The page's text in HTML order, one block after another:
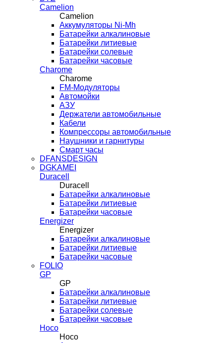
Camelion
Camelion
Аккумуляторы Ni-Mh
Батарейки алкалиновые
Батарейки литиевые
Батарейки солевые
Батарейки часовые
Charome
Charome
FM-Модуляторы
Автомойки
АЗУ
Держатели автомобильные
Кабели
Компрессоры автомобильные
Наушники и гарнитуры
Смарт часы
DFANSDESIGN
DGKAMEI
Duracell
Duracell
Батарейки алкалиновые
Батарейки литиевые
Батарейки часовые
Energizer
Energizer
Батарейки алкалиновые
Батарейки литиевые
Батарейки часовые
FOLIO
GP
GP
Батарейки алкалиновые
Батарейки литиевые
Батарейки солевые
Батарейки часовые
Hoco
Hoco